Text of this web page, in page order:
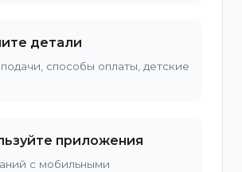
детали
способы оплаты, детские
приложения
с мобильными